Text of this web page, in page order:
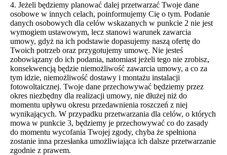
4. Jeżeli będziemy planować dalej przetwarzać Twoje dane
osobowe w innych celach, poinformujemy Cię o tym. Podanie
danych osobowych dla celów wskazanych w punkcie 2 nie jest
wymogiem ustawowym, lecz stanowi warunek zawarcia
umowy, gdyż na ich podstawie dopasujemy naszą ofertę do
Twoich potrzeb oraz przygotujemy umowę. Nie jesteś
zobowiązany do ich podania, natomiast jeżeli tego nie zrobisz,
konsekwencją będzie niemożliwość zawarcia umowy, a co za
tym idzie, niemożliwość dostawy i montażu instalacji
fotowoltaicznej. Twoje dane przechowywać będziemy przez
okres niezbędny dla realizacji umowy, nie dłużej niż do
momentu upływu okresu przedawnienia roszczeń z niej
wynikających. W przypadku przetwarzania dla celów, o których
mowa w punkcie 3, będziemy je przechowywać co do zasady
do momentu wycofania Twojej zgody, chyba że spełniona
zostanie inna przesłanka umożliwiająca ich dalsze przetwarzanie
zgodnie z prawem.